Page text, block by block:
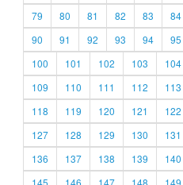
79
80 81 82 83 84
90
91 92 93 94 95
100
101 102 103 104
109
110 111 112 113
118
119 120 121 122
127
128 129 130 131
136
137 138 139 140
145
146 147 148 149